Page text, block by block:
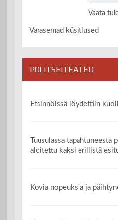
Vaata
Varasemad küsitlused
POLITSEITEATED
Etsinnöissä löydettiin
Tuusulassa
aloitettu kaksi erillistä
Kovia nopeuksia ja